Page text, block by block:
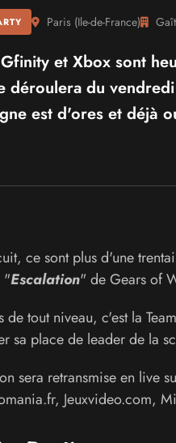
Paris (Ile-de-France)
et Xbox sont
déroulera du
est d'ores et déjà
ce sont plus d'une
"Escalation" de Gears of
de tout niveau, c'est la
sa place de leader de la
sera retransmise en live
Jeuxvideo.com,